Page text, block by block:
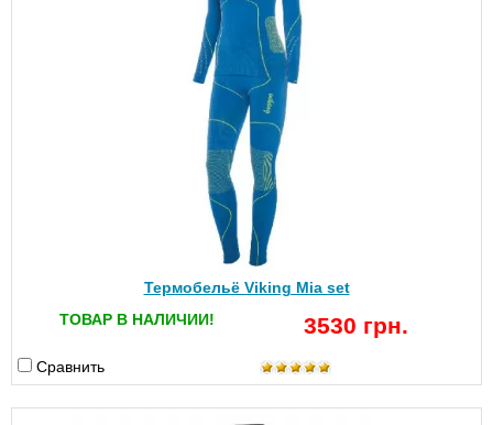
Термобельё Viking Mia set
ТОВАР В НАЛИЧИИ!
3530 грн.
Сравнить